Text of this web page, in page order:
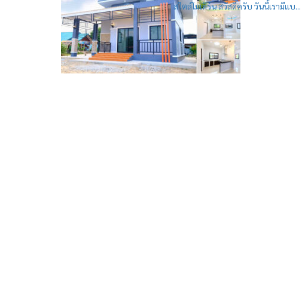
สไตล์โมเดิร์น สวัสดีครับ วันนี้เรามีแบ...